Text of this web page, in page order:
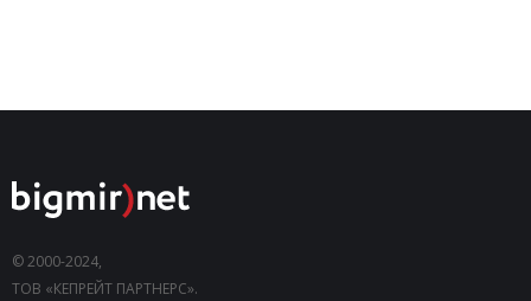
© 2000-2024,
ТОВ «КЕПРЕЙТ ПАРТНЕРС».